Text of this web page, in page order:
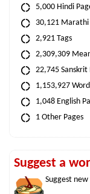
5,000 Hindi
30,121 Marathi
2,921 Tags
2,309,309
22,745 Sanskrit
1,153,927
1,048 English
1 Other Pages
Suggest a
Suggest